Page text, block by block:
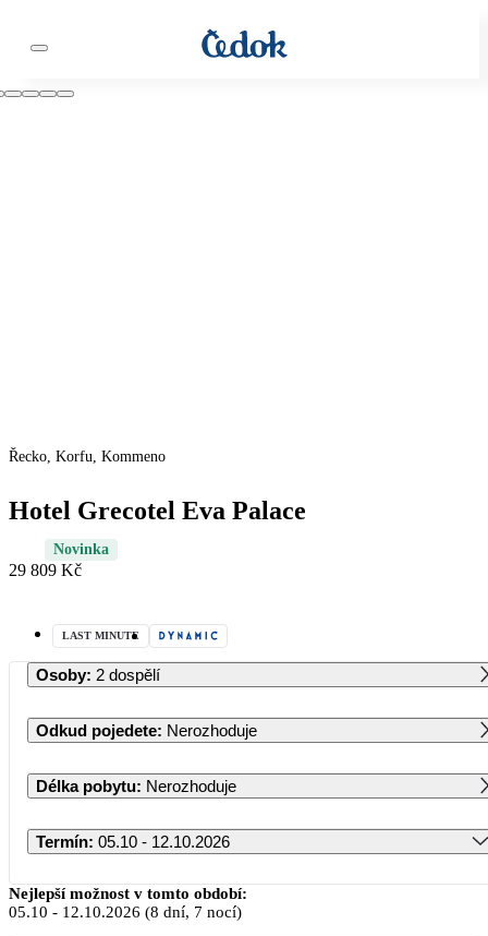
Řecko, Korfu, Kommeno
Hotel Grecotel Eva Palace
Novinka
29 809 Kč
LAST MINUTE
Osoby: 2 dospělí
Odkud pojedete: Nerozhoduje
Délka pobytu: Nerozhoduje
Termín: 05.10 - 12.10.2026
Říjen 2026
Nejlepší možnost v tomto období:
05.10 - 12.10.2026 (8 dní, 7 nocí)